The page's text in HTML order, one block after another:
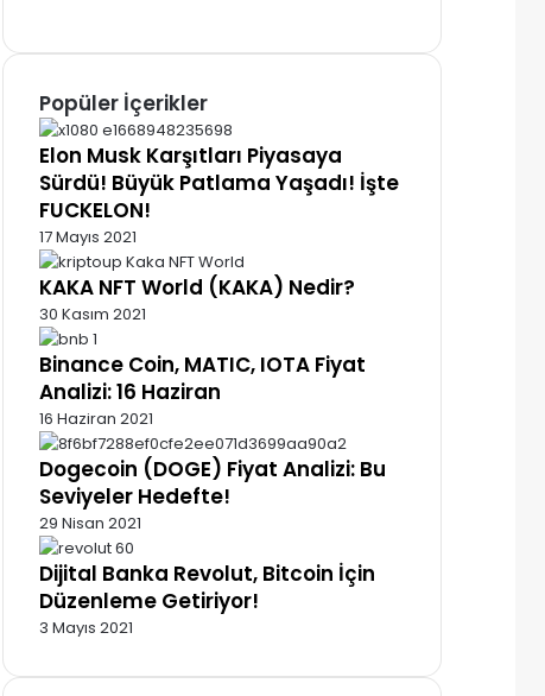
Popüler İçerikler
Elon Musk Karşıtları Piyasaya
Sürdü! Büyük Patlama Yaşadı! İşte
FUCKELON!
17 Mayıs 2021
KAKA NFT World (KAKA) Nedir?
30 Kasım 2021
Binance Coin, MATIC, IOTA Fiyat
Analizi: 16 Haziran
16 Haziran 2021
Dogecoin (DOGE) Fiyat Analizi: Bu
Seviyeler Hedefte!
29 Nisan 2021
Dijital Banka Revolut, Bitcoin İçin
Düzenleme Getiriyor!
3 Mayıs 2021